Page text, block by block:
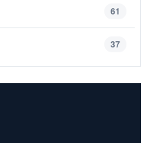
61
37